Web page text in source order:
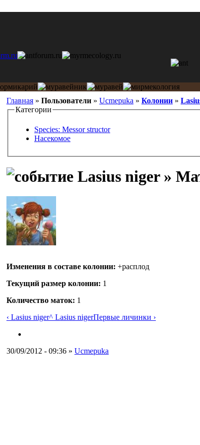
Главная » Пользователи » Ucmepuka » Колонии »
Категории
Species: Messor structor
Насекомое
Lasius niger »
Изменения в составе кoлонии: +расплод
Текущий размер кoлонии: 1
Количество маток: 1
‹ Lasius niger^ Lasius nigerПервые личинки ›
30/09/2012 - 09:36 » Ucmepuka